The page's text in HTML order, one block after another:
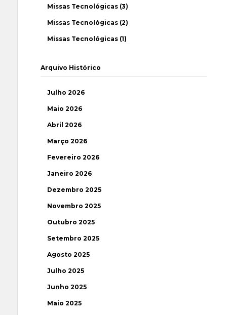
Missas Tecnológicas (3)
Missas Tecnológicas (2)
Missas Tecnológicas (1)
Arquivo Histórico
Julho 2026
Maio 2026
Abril 2026
Março 2026
Fevereiro 2026
Janeiro 2026
Dezembro 2025
Novembro 2025
Outubro 2025
Setembro 2025
Agosto 2025
Julho 2025
Junho 2025
Maio 2025